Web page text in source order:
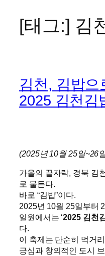
[태그:] 김
김천, 김밥
2025 김천김
(2025년 10월 25일~26
가을의 끝자락, 경북 김
로 물든다.
바로 “김밥”이다.
2025년 10월 25일부터
일원에서는 ‘2025 김천
다.
이 축제는 단순히 먹거
긍심과 창의적인 도시